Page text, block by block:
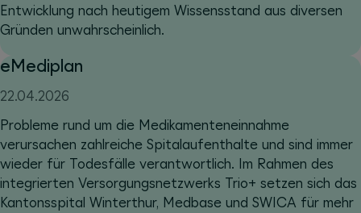
Entwicklung nach heutigem Wissensstand aus diversen
Gründen unwahrscheinlich.
eMediplan
22.04.2026
Probleme rund um die Medikamenteneinnahme
verursachen zahlreiche Spitalaufenthalte und sind immer
wieder für Todesfälle verantwortlich. Im Rahmen des
integrierten Versorgungsnetzwerks Trio+ setzen sich das
Kantonsspital Winterthur, Medbase und SWICA für mehr